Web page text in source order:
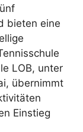
bieten eine
LOB, unter
übernimmt
Einstieg